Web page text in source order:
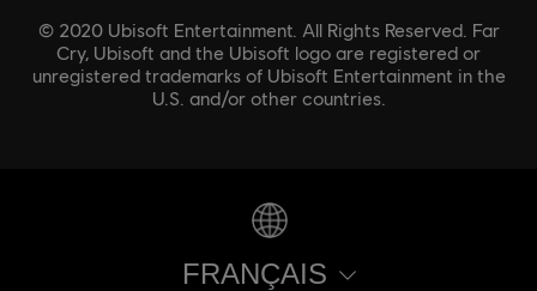
© 2020 Ubisoft Entertainment. All Rights Reserved. Far
Cry, Ubisoft and the Ubisoft logo are registered or
unregistered trademarks of Ubisoft Entertainment in the
U.S. and/or other countries.
FRANÇAIS